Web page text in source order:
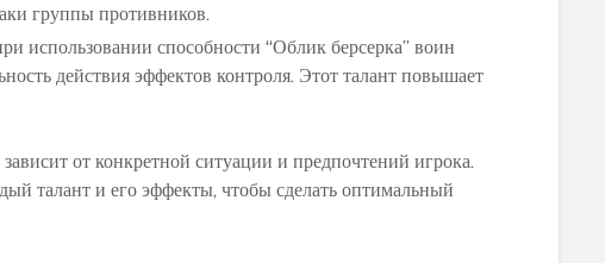
группы противников.
использовании способности “Облик берсерка” воин
действия эффектов контроля. Этот талант повышает
от конкретной ситуации и предпочтений игрока.
талант и его эффекты, чтобы сделать оптимальный